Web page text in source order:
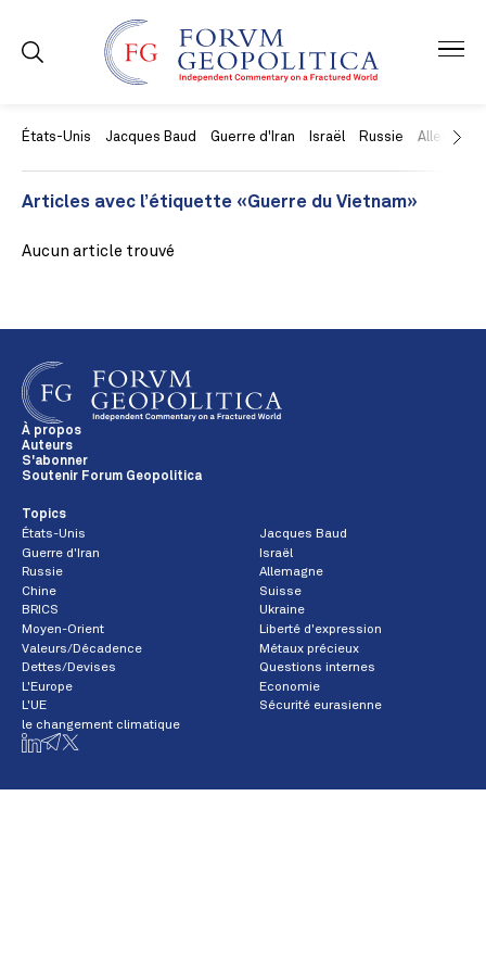
États-Unis Jacques Baud Guerre d'Iran Israël Russie Allemagne
Articles avec l’étiquette «Guerre du Vietnam»
Aucun article trouvé
À propos
Auteurs
S'abonner
Soutenir Forum Geopolitica
Topics
États-Unis
Jacques Baud
Guerre d'Iran
Israël
Russie
Allemagne
Chine
Suisse
BRICS
Ukraine
Moyen-Orient
Liberté d'expression
Valeurs/Décadence
Métaux précieux
Dettes/Devises
Questions internes
L'Europe
Economie
L'UE
Sécurité eurasienne
le changement climatique